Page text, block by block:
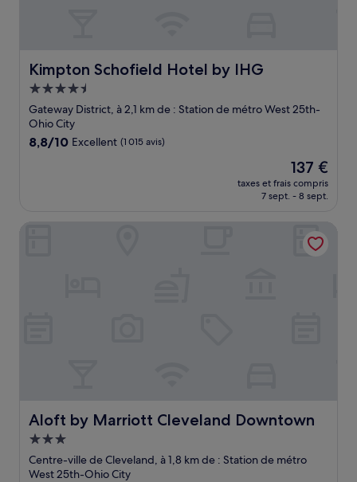
Kimpton Schofield Hotel by IHG
Kimpton Schofield Hotel by IHG
Hébergement
4.5 étoiles
Gateway District, à 2,1 km de : Station de métro West 25th-
Ohio City
8.8
8,8/10 Excellent (1 015 avis)
Le
nouveau
prix
de
137 €
137 €
taxes et frais compris
7 sept. - 8 sept.
Aloft by Marriott Cleveland Downtown
Aloft by Marriott Cleveland Downtown
Hébergement
3.0 étoiles
Centre-ville de Cleveland, à 1,8 km de : Station de métro
West 25th-Ohio City